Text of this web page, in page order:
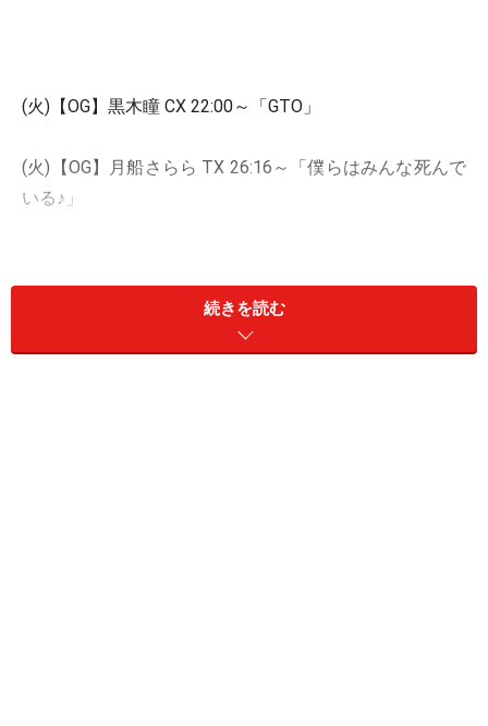
(火)【OG】黒木瞳 CX 22:00～「GTO」
(火)【OG】月船さらら TX 26:16～「僕らはみんな死んで
いる♪」
(木)【OG】真矢みき EX 21:00～「ゼロの真実～監察医・
松本真央～」
続きを読む